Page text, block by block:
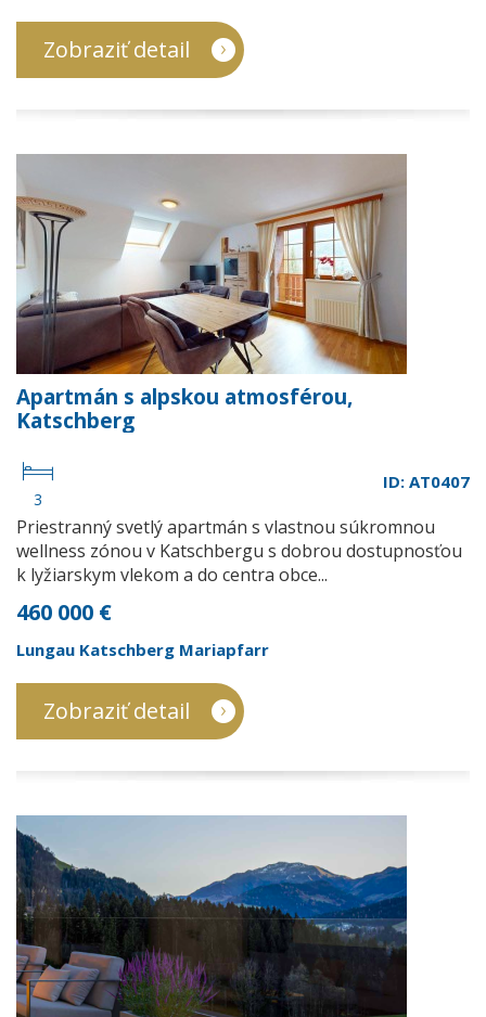
Zobraziť detail
Apartmán s alpskou atmosférou,
Katschberg
3
ID: AT0407
Priestranný svetlý apartmán s vlastnou súkromnou
wellness zónou v Katschbergu s dobrou dostupnosťou
k lyžiarskym vlekom a do centra obce...
460 000 €
Lungau Katschberg Mariapfarr
Zobraziť detail